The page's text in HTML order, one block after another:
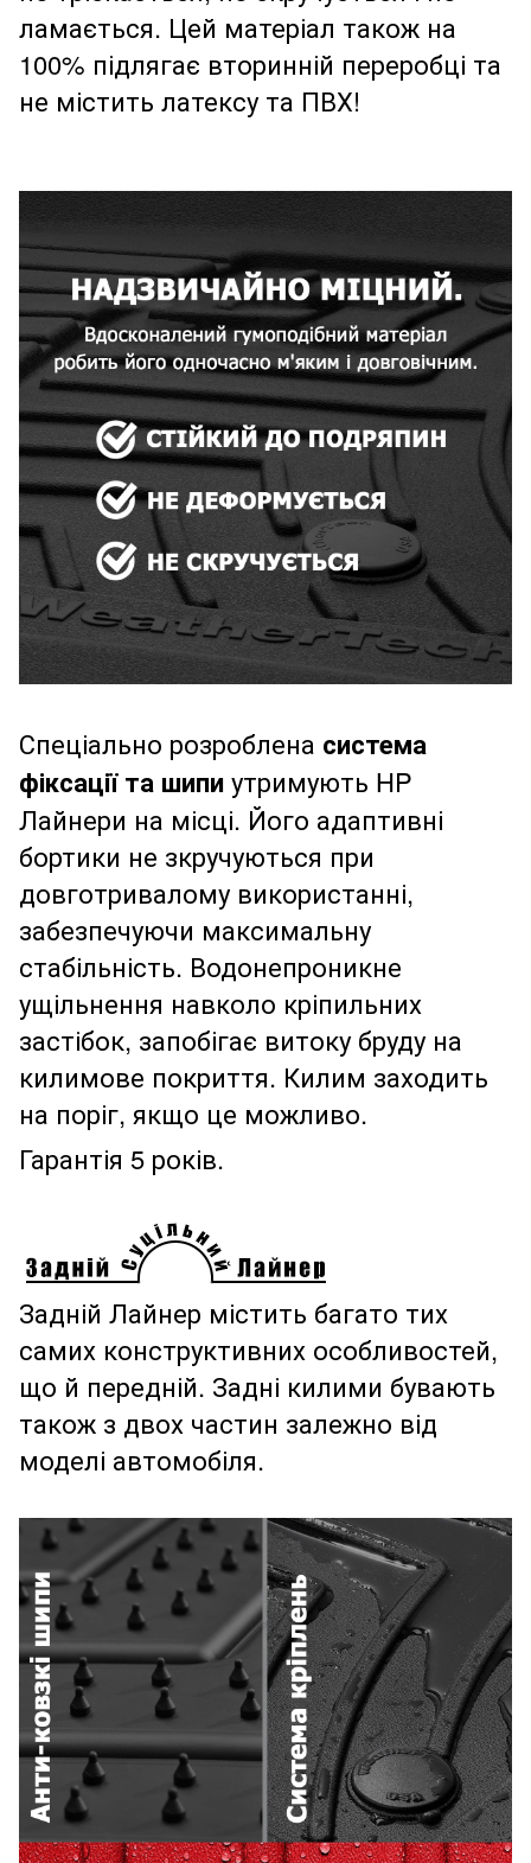
ламається. Цей матеріал також на
100% підлягає вторинній переробці та
не містить латексу та ПВХ!
Спеціально розроблена система
фіксації та шипиутримують HP
Лайнери на місці. Його адаптивні
бортики не зкручуються при
довготривалому використанні,
забезпечуючи максимальну
стабільність. Водонепроникне
ущільнення навколо кріпильних
застібок, запобігає витоку бруду на
килимове покриття. Килим заходить
на поріг, якщо це можливо.
Гарантія 5 років.
Задній Лайнер містить багато тих
самих конструктивних особливостей,
що й передній. Задні килими бувають
також з двох частин залежно від
моделі автомобіля.